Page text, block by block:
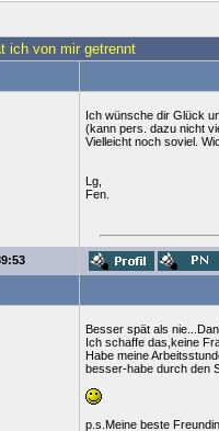
ich von mir getrennt
Ich wünsche dir Glück
(kann pers. dazu nicht
Vielleicht noch soviel.
Lg,
Fen.
Besser spät als
Ich schaffe das,keine
Habe meine
besser-habe durch den
p.s.Meine beste